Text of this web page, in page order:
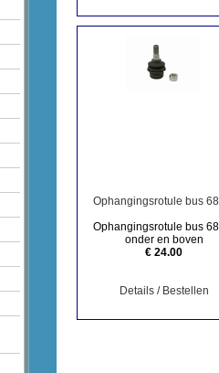
Ophangingsrotule bus
Ophangingsrotule bus
onder en boven
€ 24.00
Details / Bestellen